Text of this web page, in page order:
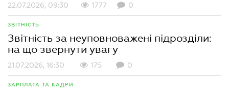
22.07.2026, 09:30 1777 0
ЗВІТНІСТЬ
Звітність за неуповноважені підрозділи:
на що звернути увагу
21.07.2026, 16:30 175 0
ЗАРПЛАТА ТА КАДРИ